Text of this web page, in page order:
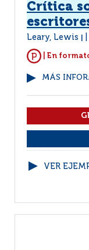
Crítica
Leary, Lewis
| En
MÁS
VER